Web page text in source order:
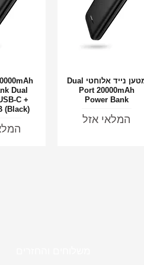
תצוגה מהירה מטען נייד אלוחטי Dual
Port 20000mAh
Power Bank
המלאי אזל
Dual
C +
(Black)